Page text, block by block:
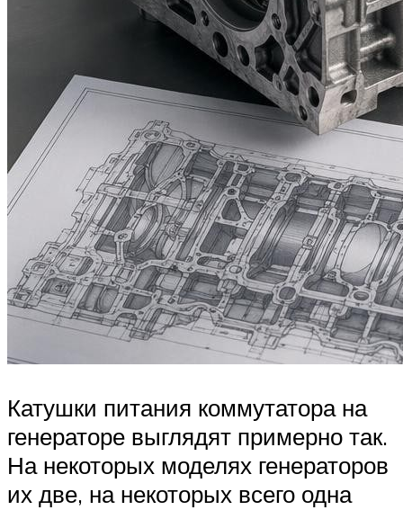
Катушки питания коммутатора на
генераторе выглядят примерно так.
На некоторых моделях генераторов
их две, на некоторых всего одна